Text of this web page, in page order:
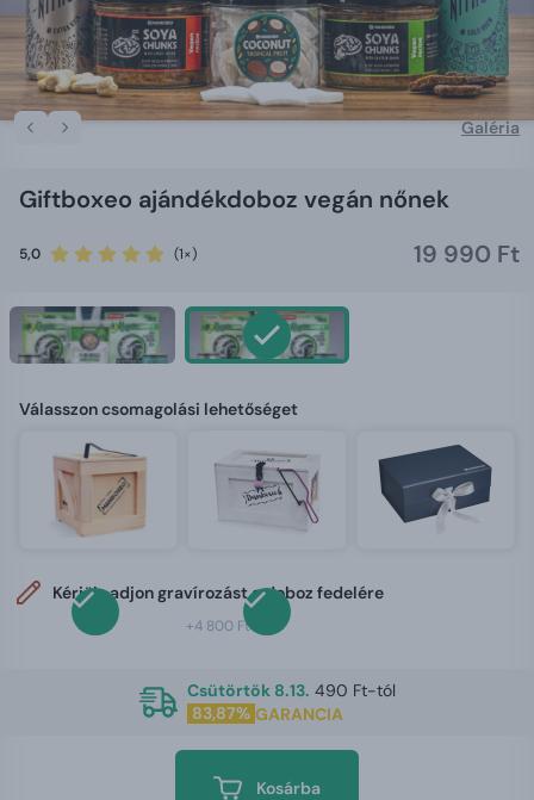
Galéria
Giftboxeo ajándékdoboz vegán nőnek
5,0 (1×) 19 990 Ft
Válasszon csomagolási lehetőséget
Kérjük, adjon gravírozást a doboz fedelére
+4 800 Ft
Csütörtök 8.13. 490 Ft-tól
83,87% GARANCIA
Kosárba